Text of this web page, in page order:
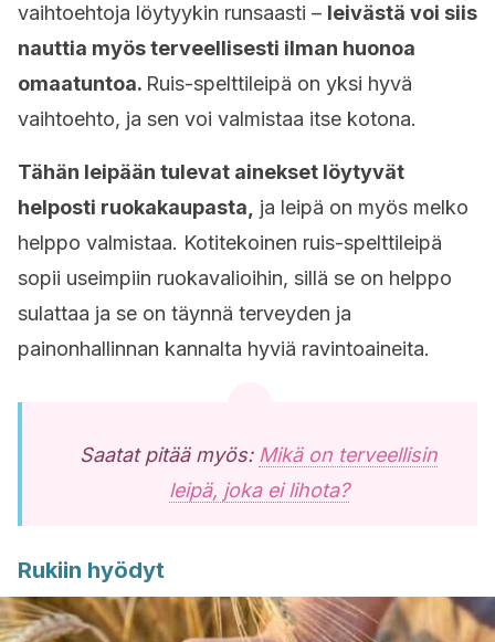
vaihtoehtoja löytyykin runsaasti – leivästä voi siis
nauttia myös terveellisesti ilman huonoa
omaatuntoa. Ruis-spelttileipä on yksi hyvä
vaihtoehto, ja sen voi valmistaa itse kotona.
Tähän leipään tulevat ainekset löytyvät
helposti ruokakaupasta,
ja leipä on myös melko
helppo valmistaa. Kotitekoinen ruis-spelttileipä
sopii useimpiin ruokavalioihin, sillä se on helppo
sulattaa ja se on täynnä terveyden ja
painonhallinnan kannalta hyviä ravintoaineita.
Saatat pitää myös: Mikä on terveellisin
leipä, joka ei lihota?
Rukiin hyödyt